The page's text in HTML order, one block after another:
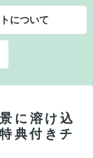
について
に溶け込
典付きチ